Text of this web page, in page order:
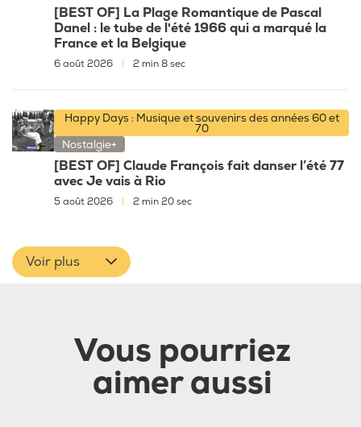
[BEST OF] La Plage Romantique de Pascal
Danel : le tube de l'été 1966 qui a marqué la
France et la Belgique
6 août 2026 2 min 8 sec
Happy Days : Musique et souvenirs des années 60 et
70
Nostalgie+
[BEST OF] Claude François fait danser l’été 77
avec Je vais à Rio
5 août 2026 2 min 20 sec
Voir plus
Vous pourriez
aimer aussi